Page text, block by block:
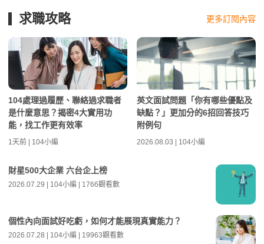
求職攻略 更多訂閱內容
104處理過履歷、聯絡過求職者
是什麼意思？揭密4大實用功
能，找工作更有效率
1天前 | 104小編
英文面試問題「你有哪些優點及
缺點？」更加分的6招回答技巧
附例句
2026.08.03 | 104小編
財星500大企業 六台企上榜
2026.07.29 | 104小編 | 1766觀看數
個性內向面試好吃虧，如何才能展現真實能力？
2026.07.28 | 104小編 | 19963觀看數